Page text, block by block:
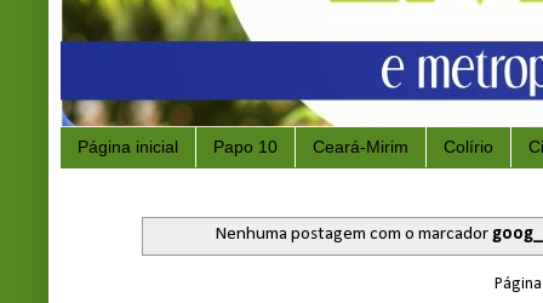
Página inicial Papo 10 Ceará-Mirim Colírio
Nenhuma postagem com o marcador